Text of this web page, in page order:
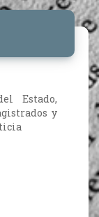
Estado,
y